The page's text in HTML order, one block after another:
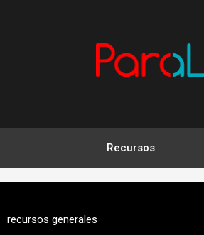
Recursos
recursos generales